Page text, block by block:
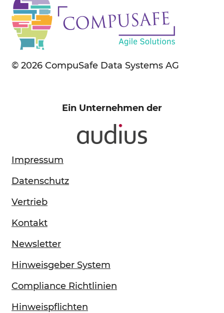
© 2026 CompuSafe Data Systems AG
Ein Unternehmen der
Impressum
Datenschutz
Vertrieb
Kontakt
Newsletter
Hinweisgeber System
Compliance Richtlinien
Hinweispflichten